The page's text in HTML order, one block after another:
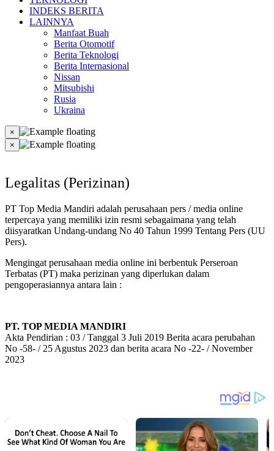
INDEKS BERITA
LAINNYA
Manfaat Buah
Berita Otomotif
Berita Teknologi
Berita Internasional
Nissan
Mitsubishi
Rusia
Ukraina
×
×
Legalitas (Perizinan)
PT Top Media Mandiri adalah perusahaan pers / media online
terpercaya yang memiliki izin resmi sebagaimana yang telah
diisyaratkan Undang-undang No 40 Tahun 1999 Tentang Pers (UU
Pers).
Mengingat perusahaan media online ini berbentuk Perseroan
Terbatas (PT) maka perizinan yang diperlukan dalam
pengoperasiannya antara lain :
PT. TOP MEDIA MANDIRI
Akta Pendirian : 03 / Tanggal 3 Juli 2019 Berita acara perubahan
No -58- / 25 Agustus 2023 dan berita acara No -22- / November
2023